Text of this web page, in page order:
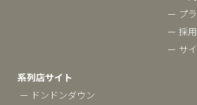
ー プ
ー 採
ー サ
系列店サイト
ー ドンドンダウン